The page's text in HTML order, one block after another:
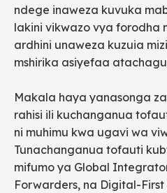
ndege inaweza kuvuka
lakini vikwazo vya forodha
ardhini unaweza kuzuia
mshirika asiyefaa
Makala haya yanasonga
rahisi ili kuchanganua
ni muhimu kwa ugavi wa
Tunachanganua tofauti
mifumo ya Global
Forwarders, na Digital-